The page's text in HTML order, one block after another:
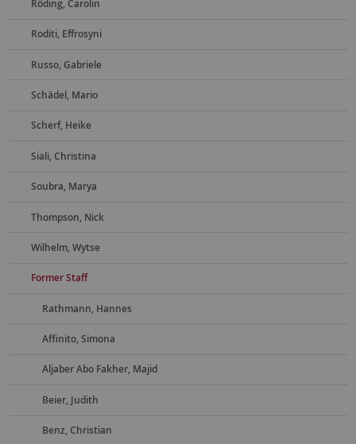
Röding, Carolin
Roditi, Effrosyni
Russo, Gabriele
Schädel, Mario
Scherf, Heike
Siali, Christina
Soubra, Marya
Thompson, Nick
Wilhelm, Wytse
Former Staff
Rathmann, Hannes
Affinito, Simona
Aljaber Abo Fakher, Majid
Beier, Judith
Benz, Christian